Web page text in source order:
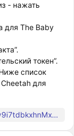
- нажать
для The Baby
токен”.
список
для
6m2SeubvmKc1MGqGxQToy9i7tdbkxhnMxqgEhtgFpump